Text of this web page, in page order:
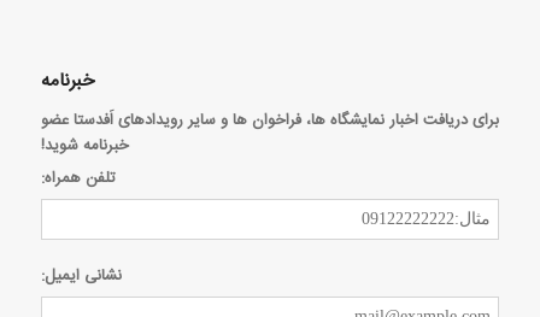
خبرنامه
برای دریافت اخبار نمایشگاه ها، فراخوان ها و سایر رویدادهای اَفدستا عضو
خبرنامه شوید!
تلفن همراه:
نشانی ایمیل: